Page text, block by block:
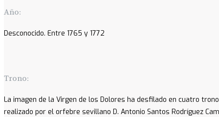
Año:
Desconocido. Entre 1765 y 1772
Trono:
La imagen de la Virgen de los Dolores ha desfilado en cuatro
realizado por el orfebre sevillano D. Antonio Santos Rodríguez